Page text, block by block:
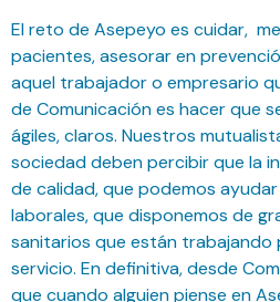
El reto de Asepeyo es cuidar,
pacientes, asesorar en
aquel trabajador o empresario
de Comunicación es hacer que
ágiles, claros. Nuestros
sociedad deben percibir que la
de calidad, que podemos
laborales, que disponemos de
sanitarios que están trabajando
servicio. En definitiva, desde
que cuando alguien piense en